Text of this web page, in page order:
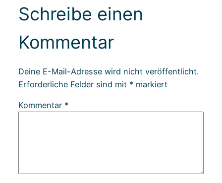
Schreibe einen
Kommentar
Deine E-Mail-Adresse wird nicht veröffentlicht.
Erforderliche Felder sind mit * markiert
Kommentar *